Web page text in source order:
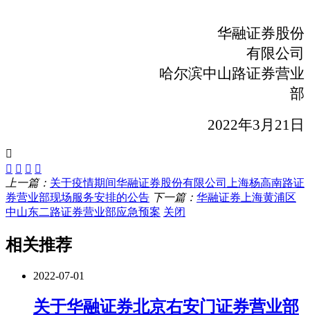
华融证券股份
有限公司
哈尔滨中山路证券营业
部
2022年3 月 21 日
上一篇： 关于疫情期间华融证券股份有限公司上海杨高南路证
券营业部现场服务安排的公告 下一篇： 华融证券上海黄浦区
中山东二路证券营业部应急预案 关闭
相关推荐
2022-07-01
关于华融证券北京右安门证券营业部